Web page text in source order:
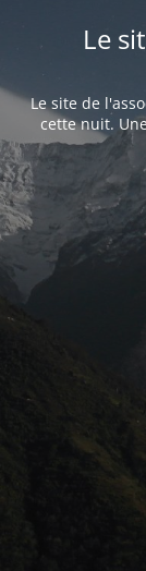
Le
Le site de
cette nuit.